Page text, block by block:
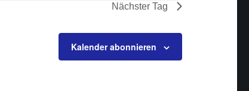
Nächster Tag
Kalender abonnieren